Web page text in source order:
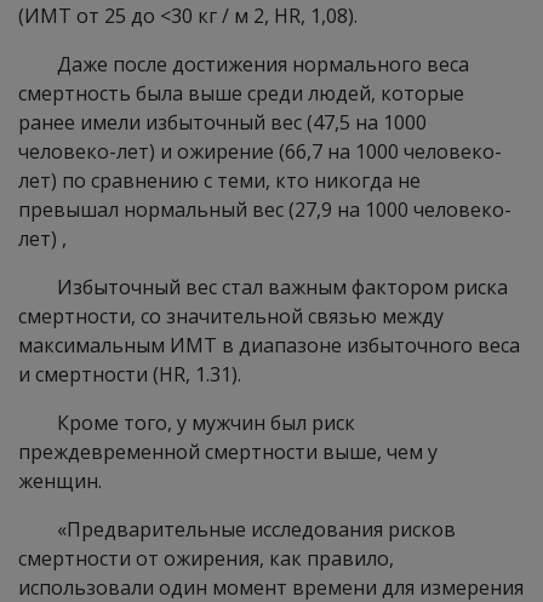
(ИМТ от 25 до <30 кг / м 2, HR, 1,08).
Даже после достижения нормального веса
смертность была выше среди людей, которые
ранее имели избыточный вес (47,5 на 1000
человеко-лет) и ожирение (66,7 на 1000 человеко-
лет) по сравнению с теми, кто никогда не
превышал нормальный вес (27,9 на 1000 человеко-
лет) ,
Избыточный вес стал важным фактором риска
смертности, со значительной связью между
максимальным ИМТ в диапазоне избыточного веса
и смертности (HR, 1.31).
Кроме того, у мужчин был риск
преждевременной смертности выше, чем у
женщин.
«Предварительные исследования рисков
смертности от ожирения, как правило,
использовали один момент времени для измерения